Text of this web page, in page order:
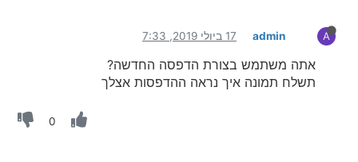
A
admin 17 ביולי 2019, 7:33
אתה משתמש בצורת הדפסה החדשה?
תשלח תמונה איך נראה ההדפסות אצלך
0